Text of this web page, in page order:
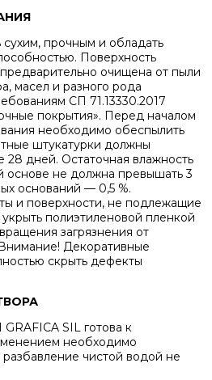
прочным и обладать
Поверхность
очищена от пыли
масел и разного рода
СП 71.13330.2017
покрытия». Перед началом
необходимо обеспылить
штукатурки должны
дней. Остаточная влажность
основе не должна превышать 3
оснований — 0,5 %.
и поверхности, не подлежащие
полиэтиленовой пленкой
загрязнения от
Декоративные
скрыть дефекты
SIL готова к
необходимо
чистой водой не